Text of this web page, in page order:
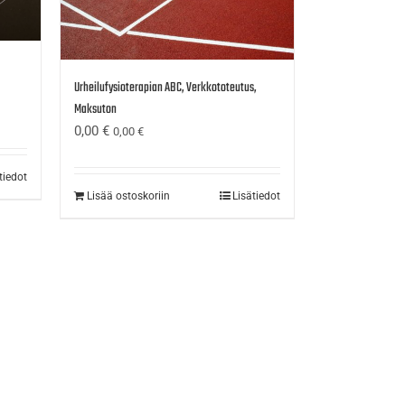
Urheilufysioterapian ABC, Verkkototeutus,
Maksuton
0,00 € 0,00 €
Lisää ostoskoriin Lisätiedot